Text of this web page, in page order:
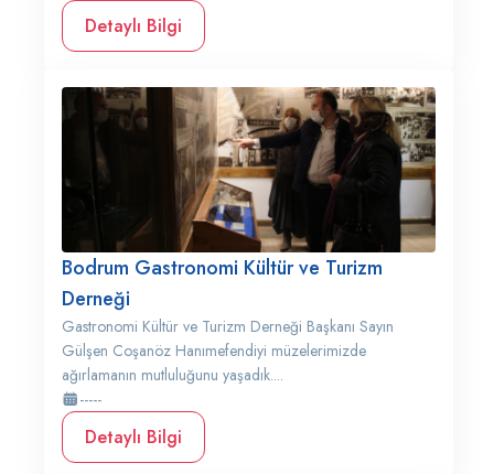
Detaylı Bilgi
Bodrum Gastronomi Kültür ve Turizm
Derneği
Gastronomi Kültür ve Turizm Derneği Başkanı Sayın
Gülşen Coşanöz Hanımefendiyi müzelerimizde
ağırlamanın mutluluğunu yaşadık....
-----
Detaylı Bilgi